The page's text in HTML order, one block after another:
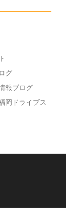
グ
報ブログ
岡ドライブス